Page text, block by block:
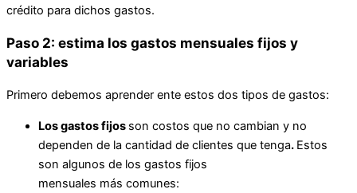
crédito para dichos gastos.
Paso 2: estima los gastos mensuales fijos y
variables
Primero debemos aprender ente estos dos tipos de gastos:
Los gastos fijos son costos que no cambian y no
dependen de la cantidad de clientes que tenga. Estos
son algunos de los gastos fijos
mensuales más comunes: